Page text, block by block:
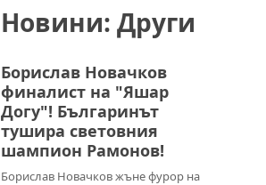
Новини: Други
Борислав Новачков
финалист на "Яшар
Догу"! Българинът
тушира световния
шампион Рамонов!
Борислав Новачков жъне фурор на